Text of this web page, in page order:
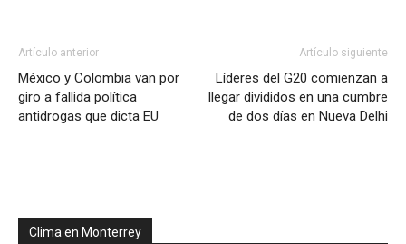
Artículo anterior
México y Colombia van por
giro a fallida política
antidrogas que dicta EU
Artículo siguiente
Líderes del G20 comienzan a
llegar divididos en una cumbre
de dos días en Nueva Delhi
Clima en Monterrey